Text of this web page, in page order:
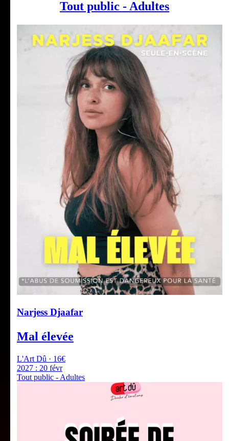
Tout public - Adultes
Narjess Djaafar
Mal élevée
L'Art Dû · 16€
2027 : 20 févr
Tout public - Adultes